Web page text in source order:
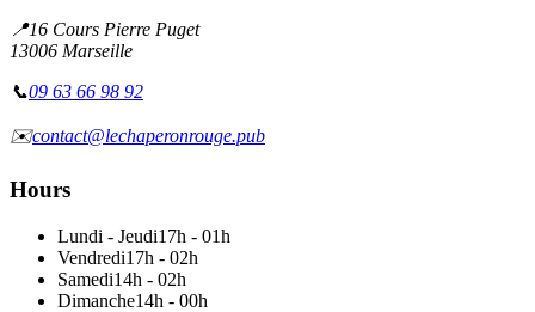
📍16 Cours Pierre Puget
13006 Marseille
📞09 63 66 98 92
✉️contact@lechaperonrouge.pub
Hours
Lundi - Jeudi17h - 01h
Vendredi17h - 02h
Samedi14h - 02h
Dimanche14h - 00h